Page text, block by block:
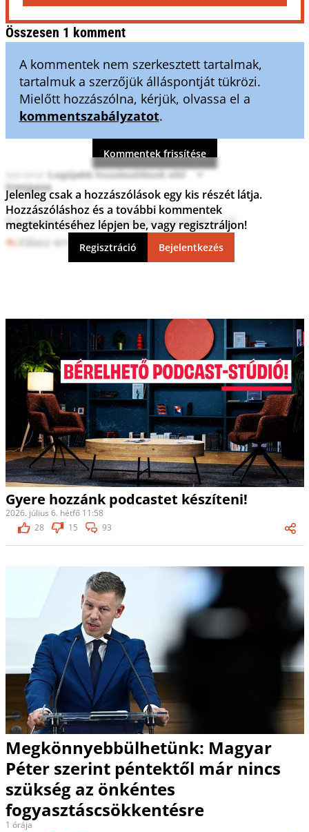
Összesen 1 komment
A kommentek nem szerkesztett tartalmak,
tartalmuk a szerzőjük álláspontját tükrözi.
Mielőtt hozzászólna, kérjük, olvassa el a
kommentszabályzatot.
Kommentek frissítése
trespass
2014. február 24. 22:42
Ezt direkt fidesz-szavazókra találták ki.:))
Válasz erre 0 2
Jelenleg csak a hozzászólások egy kis részét látja.
Hozzászóláshoz és a további kommentek
megtekintéséhez lépjen be, vagy regisztráljon!
Regisztráció Bejelentkezés
Gyere hozzánk podcastet készíteni!
2026. július 6. hétfő 11:58
28
15 93
Megkönnyebbülhetünk: Magyar
Péter szerint péntektől már nincs
szükség az önkéntes
fogyasztáscsökkentésre
1 órája